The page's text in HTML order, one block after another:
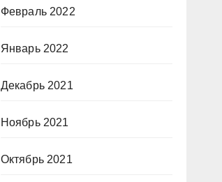
Февраль 2022
Январь 2022
Декабрь 2021
Ноябрь 2021
Октябрь 2021